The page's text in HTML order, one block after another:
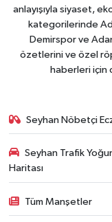
anlayışıyla siyaset,
kategorilerinde
Demirspor ve
özetlerini ve özel
haberleri için
Seyhan Nöbetçi
Seyhan Trafik
Haritası
Tüm Manşetler